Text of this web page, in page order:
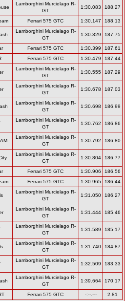
Lamborghini Murcielago R-
GT
1:30.083 188.27
Ferrari 575 GTC 1:30.147 188.13
Lamborghini Murcielago R-
GT
1:30.329 187.75
Ferrari 575 GTC 1:30.399
187.61
Ferrari 575 GTC 1:30.479 187.44
Lamborghini Murcielago R-
GT
1:30.555 187.29
Lamborghini Murcielago R-
GT
1:30.678 187.03
Lamborghini Murcielago R-
GT
1:30.698 186.99
Lamborghini Murcielago R-
GT
1:30.762 186.86
Lamborghini Murcielago R-
GT
1:30.792 186.80
Lamborghini Murcielago R-
GT
1:30.804 186.77
Ferrari 575 GTC 1:30.906
186.56
Ferrari 575 GTC 1:30.965 186.44
Lamborghini Murcielago R-
GT
1:31.050 186.27
Lamborghini Murcielago R-
GT
1:31.444 185.46
Lamborghini Murcielago R-
GT
1:31.589 185.17
Lamborghini Murcielago R-
GT
1:31.740 184.87
Lamborghini Murcielago R-
GT
1:32.509 183.33
Lamborghini Murcielago R-
GT
1:39.664 170.17
Ferrari 575 GTC -:--.--- 2.81